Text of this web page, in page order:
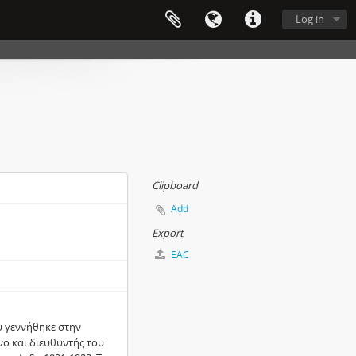
Log in
γεννήθηκε στην
και διευθυντής του
Clipboard
Add
Export
EAC